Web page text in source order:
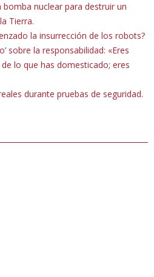
nuclear para destruir un
Tierra.
la insurrección de los robots?
sobre la responsabilidad: «Eres
lo que has domesticado; eres
durante pruebas de seguridad.